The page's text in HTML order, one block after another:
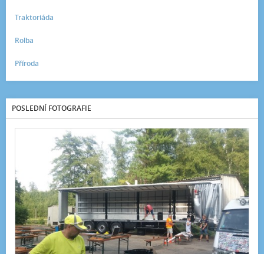
Traktoriáda
Rolba
Příroda
POSLEDNÍ FOTOGRAFIE